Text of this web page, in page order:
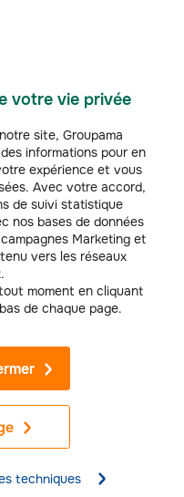
votre vie privée
site, Groupama
informations pour en
expérience et vous
Avec votre accord,
de suivi statistique
nos bases de données
Marketing et
vers les réseaux
moment en cliquant
de chaque page.
techniques
me rappelle